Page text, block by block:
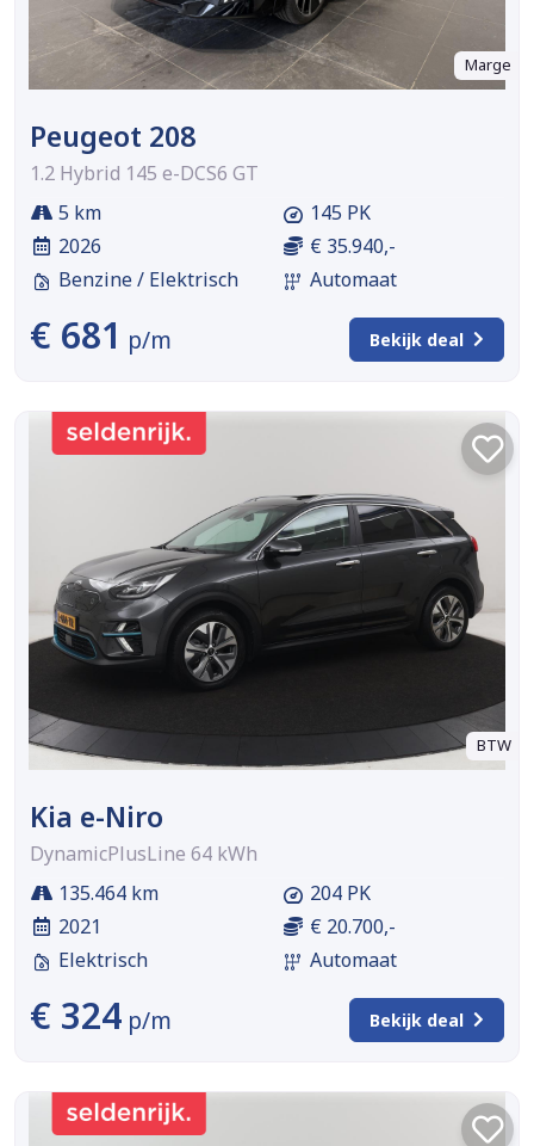
Marge
Peugeot 208
1.2 Hybrid 145 e-DCS6 GT
5 km
2026
Benzine / Elektrisch
145 PK
€ 35.940,-
Automaat
€ 681 p/m Bekijk deal
BTW
Kia e-Niro
DynamicPlusLine 64 kWh
135.464 km
2021
Elektrisch
204 PK
€ 20.700,-
Automaat
€ 324 p/m Bekijk deal